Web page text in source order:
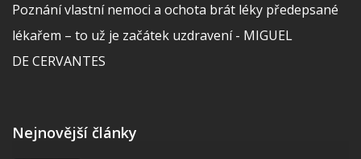
Poznání vlastní nemoci a ochota brát léky předepsané
lékařem – to už je začátek uzdravení - MIGUEL
DE CERVANTES
Nejnovější články